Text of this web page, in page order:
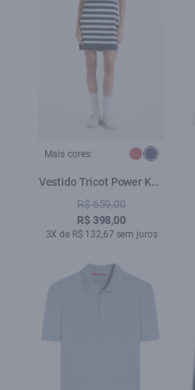
Mais cores:
Vestido Tricot Power Knit
Dress Dark Navy
R$ 659,00
R$ 398,00
3X de R$ 132,67 sem juros